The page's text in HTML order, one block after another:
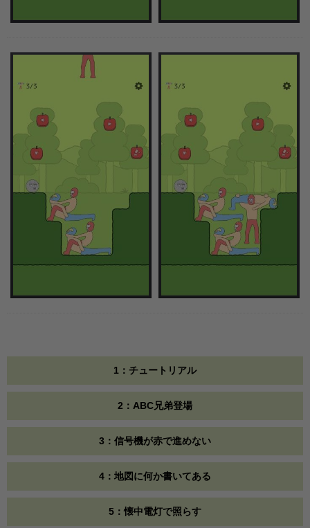
1：チュートリアル
2：ABC兄弟登場
3：信号機が赤で進めない
4：地図に何か書いてある
5：懐中電灯で照らす